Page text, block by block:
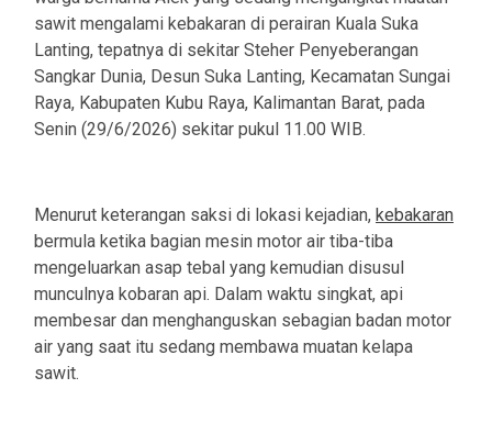
sawit mengalami kebakaran di perairan Kuala Suka
Lanting, tepatnya di sekitar Steher Penyeberangan
Sangkar Dunia, Desun Suka Lanting, Kecamatan Sungai
Raya, Kabupaten Kubu Raya, Kalimantan Barat, pada
Senin (29/6/2026) sekitar pukul 11.00 WIB.
‎Menurut keterangan saksi di lokasi kejadian, kebakaran
bermula ketika bagian mesin motor air tiba-tiba
mengeluarkan asap tebal yang kemudian disusul
munculnya kobaran api. Dalam waktu singkat, api
membesar dan menghanguskan sebagian badan motor
air yang saat itu sedang membawa muatan kelapa
sawit.